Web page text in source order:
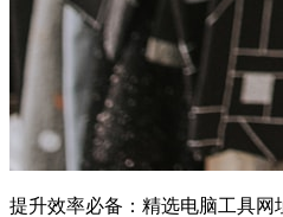
提升效率必备：精选电脑工具